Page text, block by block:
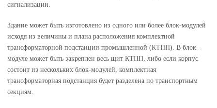
сигнализации.
Здание может быть изготовлено из одного или более блок-модулей
исходя из величины и плана расположения комплектной
трансформаторной подстанции промышленной (КТПП). В блок-
модуле может быть закреплен весь щит КТПП, либо если корпус
состоит из нескольких блок-модулей, комплектная
трансформаторная подстанция будет разделена по транспортным
секциям.